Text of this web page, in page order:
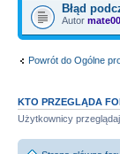
Błąd
Autor
Powrót do Ogólne
KTO PRZEGLĄDA
Użytkownicy